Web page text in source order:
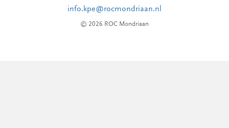
info.kpe@rocmondriaan.nl
© 2026 ROC Mondriaan